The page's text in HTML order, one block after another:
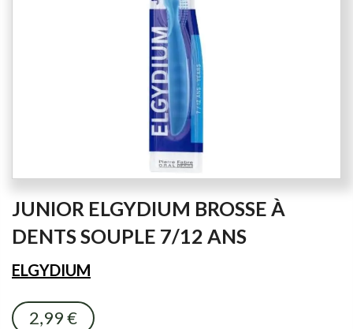
to
beginning
of
the
images
gallery
JUNIOR ELGYDIUM BROSSE À
DENTS SOUPLE 7/12 ANS
ELGYDIUM
2,99 €